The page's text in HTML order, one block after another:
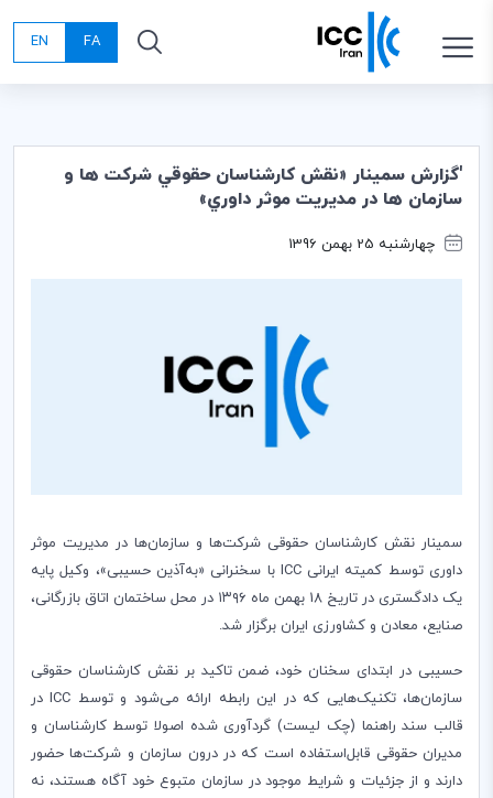
FA
EN
'گزارش سمينار «نقش كارشناسان حقوقي شركت ها و
سازمان ها در مديريت موثر داوري»
چهارشنبه 25 بهمن 1396
سمینار نقش کارشناسان حقوقی شرکت‌ها و سازمان‌ها در مدیریت موثر
داوری توسط کمیته ایرانیICC با سخنرانی «به‌آذین حسیبی»، وکیل پایه
یک دادگستری در تاریخ 18 بهمن ماه ۱۳۹۶ در محل ساختمان اتاق بازرگانی،
صنایع، معادن و کشاورزی ایران برگزار شد.
حسیبی در ابتدای سخنان خود، ضمن تاکید بر نقش کارشناسان حقوقی
سازمان‌ها، تکنیک‌هایی که در این رابطه ارائه می‌شود و توسط ICCدر
قالب سند راهنما (چک لیست) گردآوری شده اصولا توسط کارشناسان و
مدیران حقوقی قابل‌استفاده است که در درون سازمان و شرکت‌ها حضور
دارند و از جزئیات و شرایط موجود در سازمان متبوع خود آگاه هستند، نه